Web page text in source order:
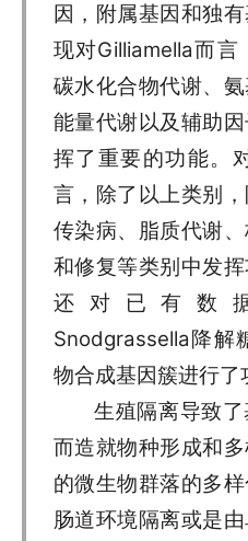
因，附属基因和独
现对Gilliamella而
碳水化合物代谢、氨
能量代谢以及辅助
挥了重要的功能。
言，除了以上类别
传染病、脂质代谢
和修复等类别中发
还对已有数据
Snodgrassella降解
物合成基因簇进行了
生殖隔离导致
而造就物种形成和
的微生物群落的多
肠道环境隔离或是